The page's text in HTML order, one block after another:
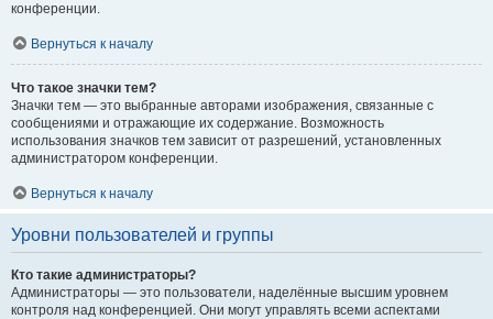
конференции.
Вернуться к началу
Что такое значки тем?
Значки тем — это выбранные авторами изображения, связанные с
сообщениями и отражающие их содержание. Возможность
использования значков тем зависит от разрешений, установленных
администратором конференции.
Вернуться к началу
Уровни пользователей и группы
Кто такие администраторы?
Администраторы — это пользователи, наделённые высшим уровнем
контроля над конференцией. Они могут управлять всеми аспектами